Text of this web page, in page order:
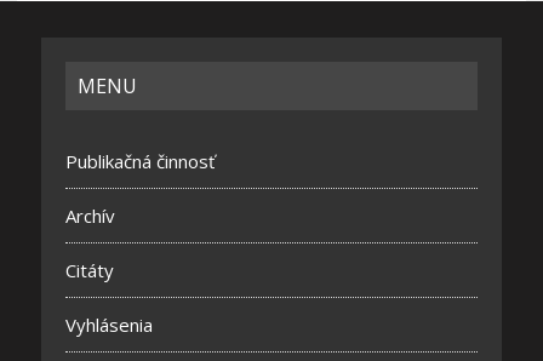
MENU
Publikačná činnosť
Archív
Citáty
Vyhlásenia